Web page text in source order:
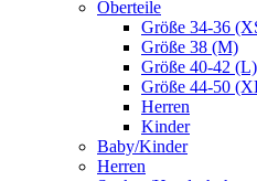
Oberteile
Größe 34-36
Größe 38 (M)
Größe 40-42 (L)
Größe 44-50
Herren
Kinder
Baby/Kinder
Herren